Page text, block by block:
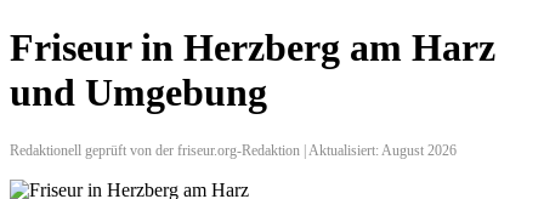
Friseur in Herzberg am Harz
und Umgebung
Redaktionell geprüft von der friseur.org-Redaktion | Aktualisiert: August 2026